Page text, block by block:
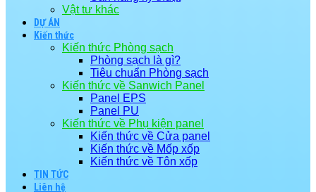
Vật tư khác
DỰ ÁN
Kiến thức
Kiến thức Phòng sạch
Phòng sạch là gì?
Tiêu chuẩn Phòng sạch
Kiến thức về Sanwich Panel
Panel EPS
Panel PU
Kiến thức về Phụ kiện panel
Kiến thức về Cửa panel
Kiến thức về Mốp xốp
Kiến thức về Tôn xốp
TIN TỨC
Liên hệ